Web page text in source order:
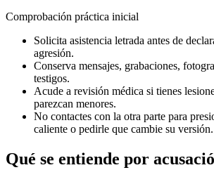
Comprobación práctica inicial
Solicita asistencia letrada antes de
agresión.
Conserva mensajes, grabaciones,
testigos.
Acude a revisión médica si tienes
parezcan menores.
No contactes con la otra parte para
caliente o pedirle que cambie su versión.
Qué se entiende por